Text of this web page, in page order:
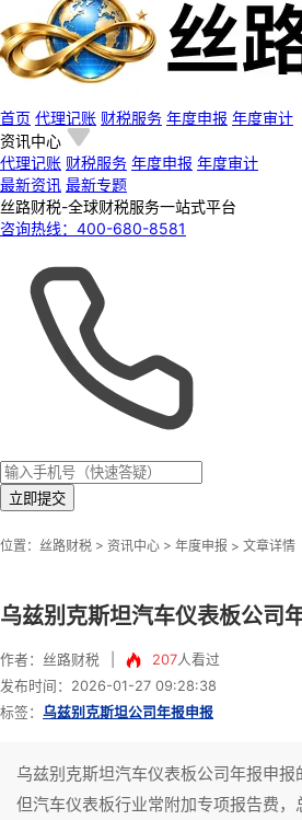
首页 代理记账 财税服务 年度申报 年度审计
资讯中心
代理记账 财税服务 年度申报 年度审计
最新资讯 最新专题
丝路财税-全球财税服务一站式平台
咨询热线： 400-680-8581
立即提交
位置： 丝路财税 > 资讯中心 > 年度申报 > 文章详情
乌兹别克斯坦汽车仪表板公司
作者：丝路财税 207人看过
发布时间：2026-01-27 09:28:38
标签： 乌兹别克斯坦公司年报申报
乌兹别克斯坦汽车仪表板公司年报申
但汽车仪表板行业常附加专项报告费